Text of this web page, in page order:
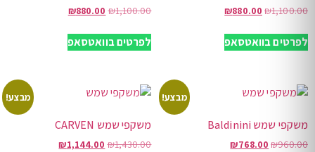
₪1,100.00
₪880.00
לפרטים בוואטסאפ
₪1,100.00
₪880.00
לפרטים בוואטסאפ
מבצע!
משקפי שמש Baldinini
₪960.00
₪768.00
מבצע!
משקפי שמש CARVEN
₪1,430.00
₪1,144.00